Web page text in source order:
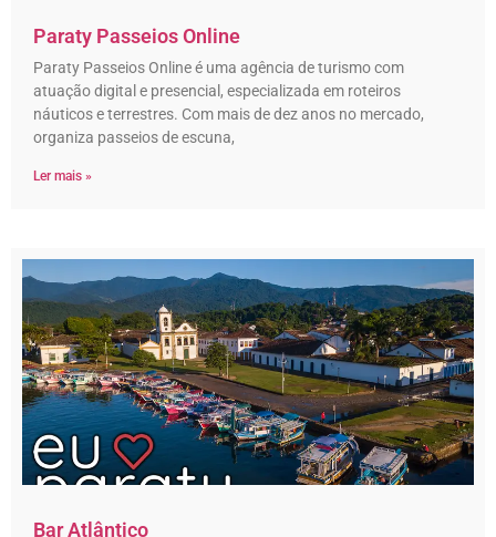
Paraty Passeios Online
Paraty Passeios Online é uma agência de turismo com
atuação digital e presencial, especializada em roteiros
náuticos e terrestres. Com mais de dez anos no mercado,
organiza passeios de escuna,
Ler mais »
Bar Atlântico